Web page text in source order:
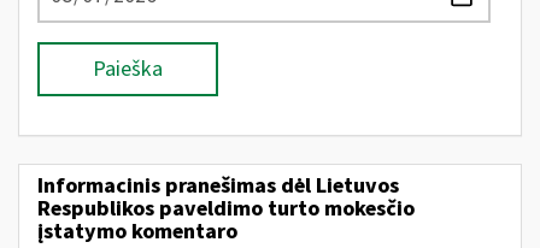
Paieška
Informacinis pranešimas dėl Lietuvos
Respublikos paveldimo turto mokesčio
įstatymo komentaro